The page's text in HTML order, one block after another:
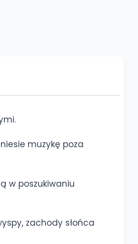
muzykę poza
w poszukiwaniu
zachody słońca